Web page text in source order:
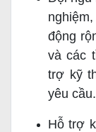
động
và các
trợ kỹ
yêu cầu.
Hỗ trợ